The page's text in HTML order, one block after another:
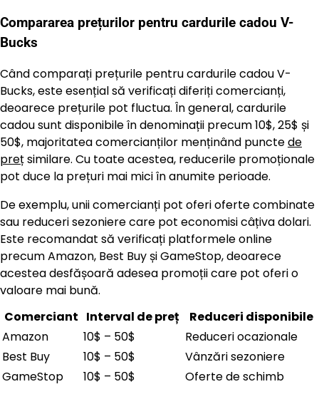
Compararea prețurilor pentru cardurile cadou V-
Bucks
Când comparați prețurile pentru cardurile cadou V-
Bucks, este esențial să verificați diferiți comercianți,
deoarece prețurile pot fluctua. În general, cardurile
cadou sunt disponibile în denominații precum 10$, 25$ și
50$, majoritatea comercianților menținând punctede
prețsimilare. Cu toate acestea, reducerile promoționale
pot duce la prețuri mai mici în anumite perioade.
De exemplu, unii comercianți pot oferi oferte combinate
sau reduceri sezoniere care pot economisi câțiva dolari.
Este recomandat să verificați platformele online
precum Amazon, Best Buy și GameStop, deoarece
acestea desfășoară adesea promoții care pot oferi o
valoare mai bună.
Comerciant Interval de preț
Reduceri disponibile
Amazon
10$ – 50$
Reduceri ocazionale
Best Buy
10$ – 50$
Vânzări sezoniere
GameStop
10$ – 50$ Oferte de schimb